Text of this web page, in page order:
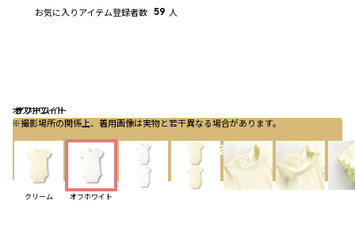
オフホワイト
※撮影場所の関係上、着用画像は実物と若干異なる場合があります。
オフホワイト
クリーム
クリーム オフホワイト
お気に入りアイテム登録者数 59 人
カートに入れる